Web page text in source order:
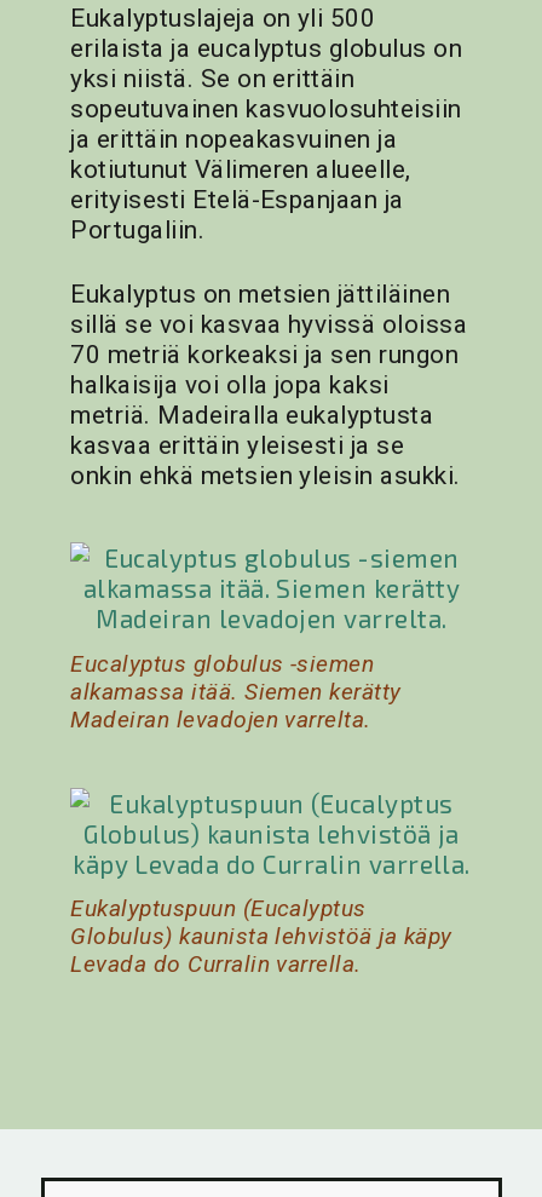
Eukalyptuslajeja on yli 500
erilaista ja eucalyptus globulus on
yksi niistä. Se on erittäin
sopeutuvainen kasvuolosuhteisiin
ja erittäin nopeakasvuinen ja
kotiutunut Välimeren alueelle,
erityisesti Etelä-Espanjaan ja
Portugaliin.
Eukalyptus on metsien jättiläinen
sillä se voi kasvaa hyvissä oloissa
70 metriä korkeaksi ja sen rungon
halkaisija voi olla jopa kaksi
metriä. Madeiralla eukalyptusta
kasvaa erittäin yleisesti ja se
onkin ehkä metsien yleisin asukki.
Eucalyptus globulus -siemen
alkamassa itää. Siemen kerätty
Madeiran levadojen varrelta.
Eukalyptuspuun (Eucalyptus
Globulus) kaunista lehvistöä ja käpy
Levada do Curralin varrella.